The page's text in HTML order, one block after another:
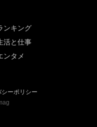
ンキング
活と仕事
ンタメ
シーポリシー